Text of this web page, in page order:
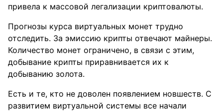
привела к массовой легализации криптовалюты.
Прогнозы курса виртуальных монет трудно
отследить. За эмиссию крипты отвечают майнеры.
Количество монет ограничено, в связи с этим,
добывание крипты приравнивается их к
добыванию золота.
Есть и те, кто не доволен появлением новшеств. С
развитием виртуальной системы все начали